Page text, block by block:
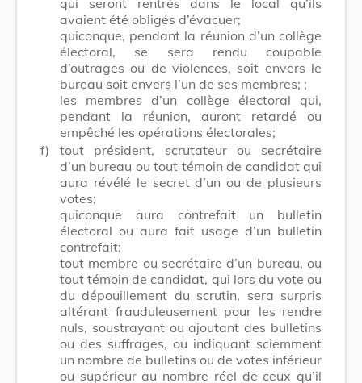
avaient été obligés d’évacuer;
quiconque, pendant la réunion d’un collège
électoral, se sera rendu coupable
d’outrages ou de violences, soit envers le
bureau soit envers l’un de ses membres; ;
les membres d’un collège électoral qui,
pendant la réunion, auront retardé ou
empêché les opérations électorales;
f)
tout président, scrutateur ou secrétaire
d’un bureau ou tout témoin de candidat qui
aura révélé le secret d’un ou de plusieurs
votes;
quiconque aura contrefait un bulletin
électoral ou aura fait usage d’un bulletin
contrefait;
tout membre ou secrétaire d’un bureau, ou
tout témoin de candidat, qui lors du vote ou
du dépouillement du scrutin, sera surpris
altérant frauduleusement pour les rendre
nuls, soustrayant ou ajoutant des bulletins
ou des suffrages, ou indiquant sciemment
un nombre de bulletins ou de votes inférieur
ou supérieur au nombre réel de ceux qu’il